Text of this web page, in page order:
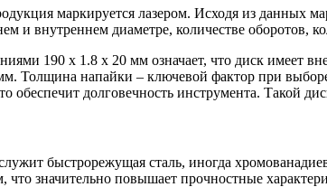
маркируется лазером. Исходя из данных
и внутреннем диаметре, количестве оборотов,
190 x 1.8 x 20 мм означает, что диск имеет
Толщина напайки – ключевой фактор при
обеспечит долговечность инструмента. Такой
быстрорежущая сталь, иногда
что значительно повышает прочностные